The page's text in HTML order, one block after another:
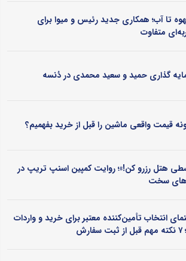
تا آب؛ همکاری جدید رئیس و میوا برای
متفاوت
گذاری حمید و سعید محمدی در دُنسه
قیمت واقعی ماشین را قبل از خرید بفهمیم؟
هتل رزرو کن!»؛ روایت کمپین اسنپ تریپ در
سخت
انتخاب تأمین‌کننده معتبر برای خرید و واردات